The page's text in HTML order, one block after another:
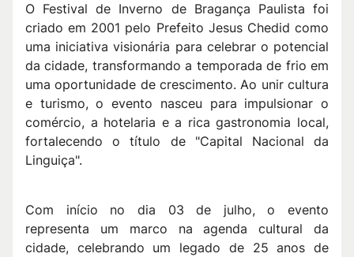
O Festival de Inverno de Bragança Paulista foi
criado em 2001 pelo Prefeito Jesus Chedid como
uma iniciativa visionária para celebrar o potencial
da cidade, transformando a temporada de frio em
uma oportunidade de crescimento. Ao unir cultura
e turismo, o evento nasceu para impulsionar o
comércio, a hotelaria e a rica gastronomia local,
fortalecendo o título de "Capital Nacional da
Linguiça".
Com início no dia 03 de julho, o evento
representa um marco na agenda cultural da
cidade, celebrando um legado de 25 anos de